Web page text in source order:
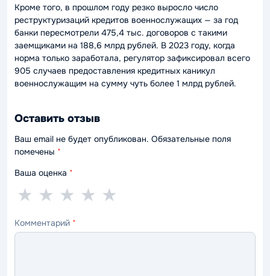
Кроме того, в прошлом году резко выросло число
реструктуризаций кредитов военнослужащих — за год
банки пересмотрели 475,4 тыс. договоров с такими
заемщиками на 188,6 млрд рублей. В 2023 году, когда
норма только заработала, регулятор зафиксировал всего
905 случаев предоставления кредитных каникул
военнослужащим на сумму чуть более 1 млрд рублей.
Оставить отзыв
Ваш email не будет опубликован. Обязательные поля
помечены *
Ваша оценка *
5
—
★
4
—
★
3
—
★
2
—
★
1
—
★
Комментарий *